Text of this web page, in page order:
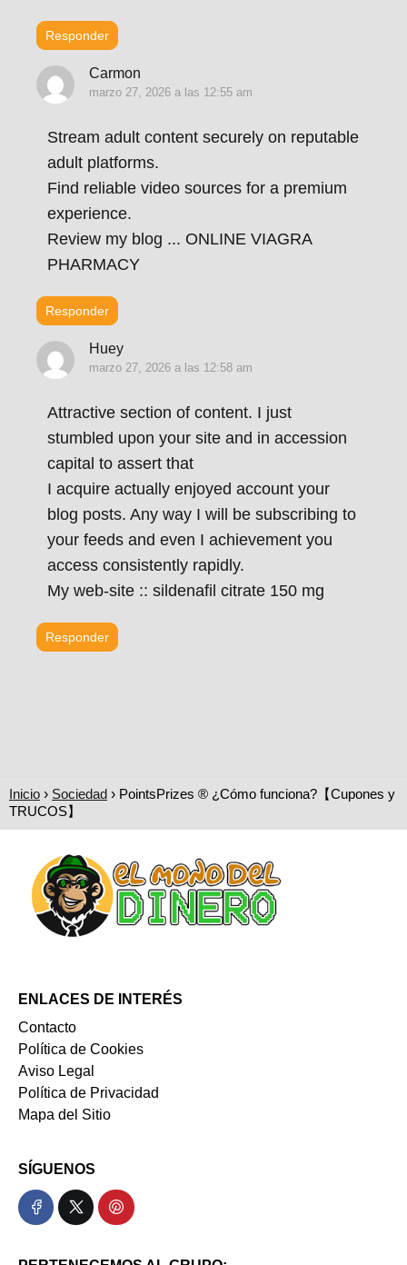
Responder
Carmon
marzo 27, 2026 a las 12:55 am
Stream adult content securely on reputable
adult platforms.
Find reliable video sources for a premium
experience.
Review my blog ... ONLINE VIAGRA
PHARMACY
Responder
Huey
marzo 27, 2026 a las 12:58 am
Attractive section of content. I just
stumbled upon your site and in accession
capital to assert that
I acquire actually enjoyed account your
blog posts. Any way I will be subscribing to
your feeds and even I achievement you
access consistently rapidly.
My web-site :: sildenafil citrate 150 mg
Responder
Inicio Sociedad
PointsPrizes ® ¿Cómo funciona?【Cupones y
TRUCOS】
ENLACES DE INTERÉS
Contacto
Política de Cookies
Aviso Legal
Política de Privacidad
Mapa del Sitio
SÍGUENOS